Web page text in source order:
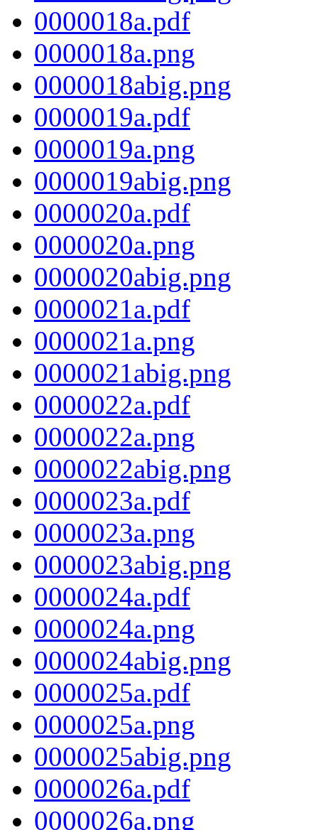
0000018a.pdf
0000018a.png
0000018abig.png
0000019a.pdf
0000019a.png
0000019abig.png
0000020a.pdf
0000020a.png
0000020abig.png
0000021a.pdf
0000021a.png
0000021abig.png
0000022a.pdf
0000022a.png
0000022abig.png
0000023a.pdf
0000023a.png
0000023abig.png
0000024a.pdf
0000024a.png
0000024abig.png
0000025a.pdf
0000025a.png
0000025abig.png
0000026a.pdf
0000026a.png